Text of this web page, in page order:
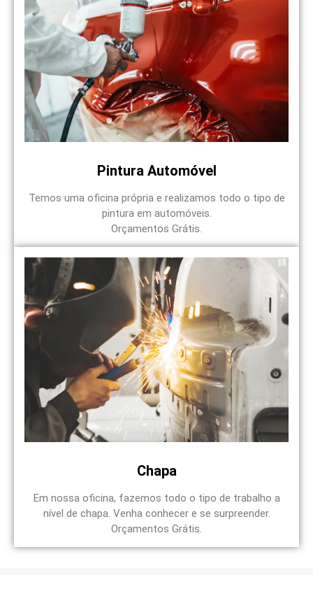
Pintura Automóvel
Temos uma oficina própria e realizamos todo o tipo de
pintura em automóveis.
Orçamentos Grátis.
Chapa
Em nossa oficina, fazemos todo o tipo de trabalho a
nível de chapa. Venha conhecer e se surpreender.
Orçamentos Grátis.